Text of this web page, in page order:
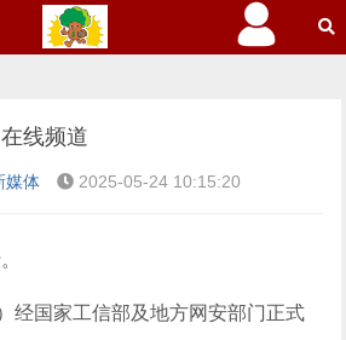
线频道
媒体 2025-05-24 10:15:20
经国家工信部及地方网安部门正式